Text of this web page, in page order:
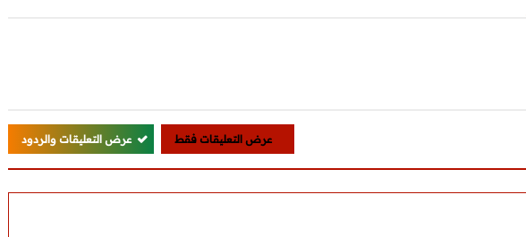
عرض التعليقات فقط عرض التعليقات والردود